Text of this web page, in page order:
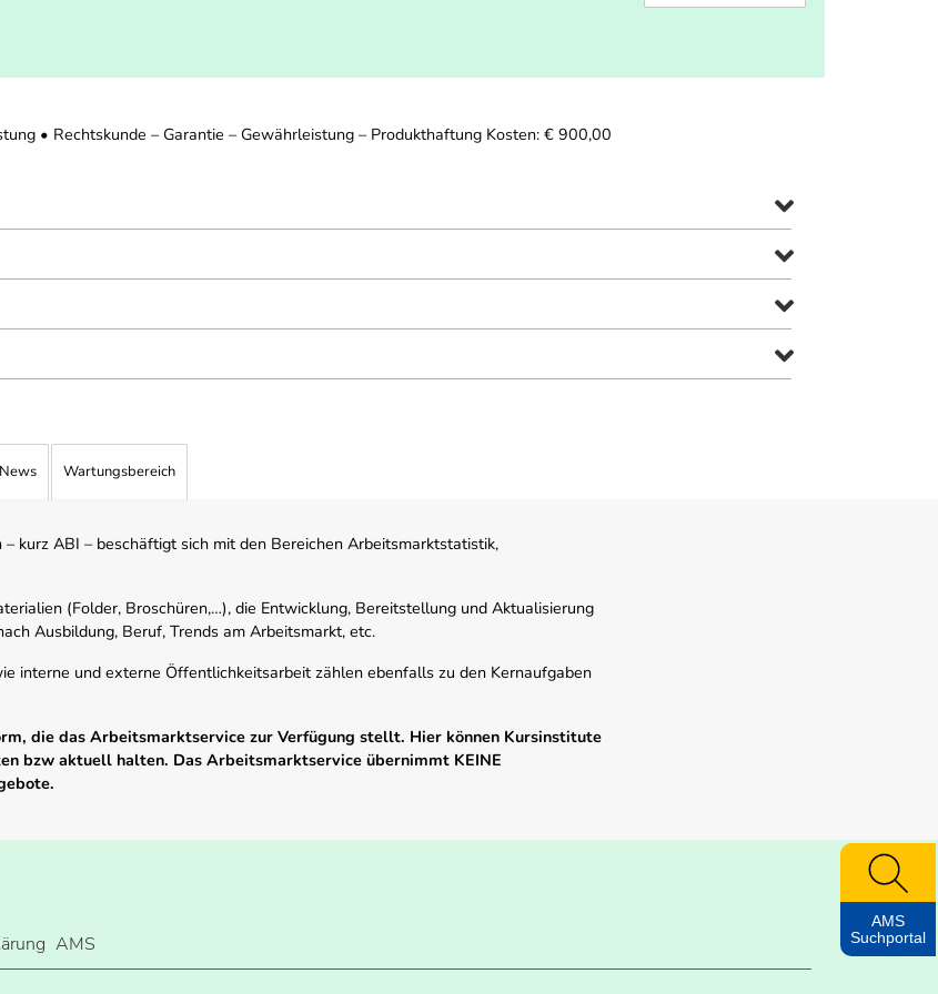
• Rechtskunde – Garantie – Gewährleistung – Produkthaftung Kosten: € 900,00
News Wartungsbereich
kurz ABI – beschäftigt sich mit den Bereichen Arbeitsmarktstatistik,
(Folder, Broschüren,…), die Entwicklung, Bereitstellung und Aktualisierung
Ausbildung, Beruf, Trends am Arbeitsmarkt, etc.
interne und externe Öffentlichkeitsarbeit zählen ebenfalls zu den Kernaufgaben
die das Arbeitsmarktservice zur Verfügung stellt. Hier können Kursinstitute
bzw aktuell halten. Das Arbeitsmarktservice übernimmt KEINE
AMS
AMS
Suchportal